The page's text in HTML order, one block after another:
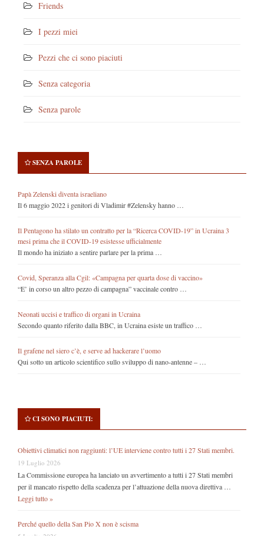
Friends
I pezzi miei
Pezzi che ci sono piaciuti
Senza categoria
Senza parole
SENZA PAROLE
Papà Zelenski diventa israeliano
Il 6 maggio 2022 i genitori di Vladimir #Zelensky hanno …
Il Pentagono ha stilato un contratto per la “Ricerca COVID-19” in Ucraina 3
mesi prima che il COVID-19 esistesse ufficialmente
Il mondo ha iniziato a sentire parlare per la prima …
Covid, Speranza alla Cgil: «Campagna per quarta dose di vaccino»
“E’ in corso un altro pezzo di campagna” vaccinale contro …
Neonati uccisi e traffico di organi in Ucraina
Secondo quanto riferito dalla BBC, in Ucraina esiste un traffico …
Il grafene nel siero c’è, e serve ad hackerare l’uomo
Qui sotto un articolo scientifico sullo sviluppo di nano-antenne – …
CI SONO PIACIUTI:
Obiettivi climatici non raggiunti: l’UE interviene contro tutti i 27 Stati membri.
19 Luglio 2026
La Commissione europea ha lanciato un avvertimento a tutti i 27 Stati membri
per il mancato rispetto della scadenza per l’attuazione della nuova direttiva …
Leggi tutto »
Perché quello della San Pio X non è scisma